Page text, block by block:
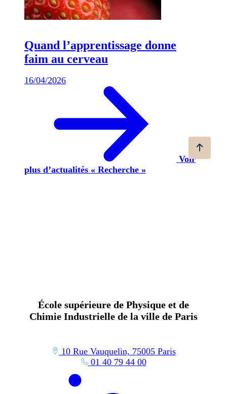
Quand l’apprentissage donne
faim au cerveau
16/04/2026
Voir
plus d’actualités « Recherche »
École supérieure de Physique et de
Chimie Industrielle de la ville de Paris
10 Rue Vauquelin, 75005 Paris
01 40 79 44 00